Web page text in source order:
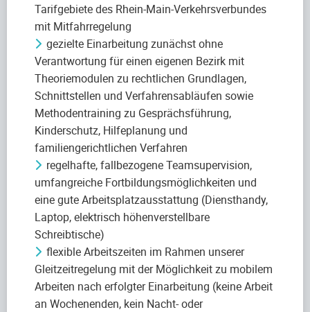
Tarifgebiete des Rhein-Main-Verkehrsverbundes
mit Mitfahrregelung
gezielte Einarbeitung zunächst ohne
Verantwortung für einen eigenen Bezirk mit
Theoriemodulen zu rechtlichen Grundlagen,
Schnittstellen und Verfahrensabläufen sowie
Methodentraining zu Gesprächsführung,
Kinderschutz, Hilfeplanung und
familiengerichtlichen Verfahren
regelhafte, fallbezogene Teamsupervision,
umfangreiche Fortbildungsmöglichkeiten und
eine gute Arbeitsplatzausstattung (Diensthandy,
Laptop, elektrisch höhenverstellbare
Schreibtische)
flexible Arbeitszeiten im Rahmen unserer
Gleitzeitregelung mit der Möglichkeit zu mobilem
Arbeiten nach erfolgter Einarbeitung (keine Arbeit
an Wochenenden, kein Nacht- oder